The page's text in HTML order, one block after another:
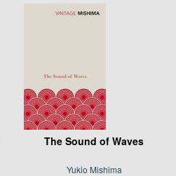
The Sound of Waves
Yukio Mishima